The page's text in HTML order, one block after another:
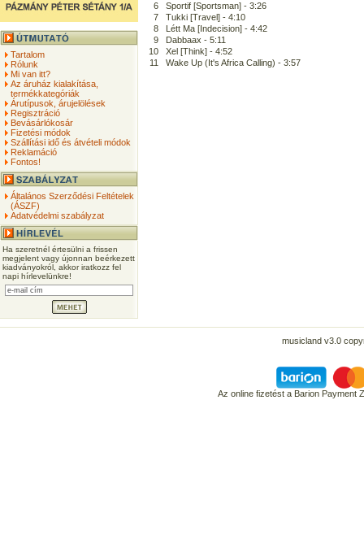
Tartalom
Rólunk
Mi van itt?
Az áruház kialakítása,
termékkategóriák
Árutípusok, árujelölések
Regisztráció
Bevásárlókosár
Fizetési módok
Szállítási idő és átvételi módok
Reklamáció
Fontos!
Általános Szerződési Feltételek
(ÁSZF)
Adatvédelmi szabályzat
Ha szeretnél értesülni a frissen
megjelent vagy újonnan beérkezett
kiadványokról, akkor iratkozz fel
napi hírlevelünkre!
6
Sportif [Sportsman] - 3:26
7
Tukki [Travel] - 4:10
8
Létt Ma [Indecision] - 4:42
9
Dabbaax - 5:11
10
Xel [Think] - 4:52
11
Wake Up (It's Africa Calling) - 3:57
musicland v3.0
Az online fizetést a Barion Payment